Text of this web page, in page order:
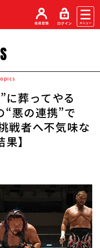
に葬ってやる
“悪の連携”で
戦者へ不気味な
】